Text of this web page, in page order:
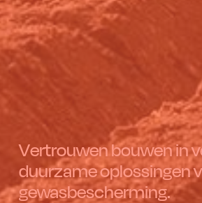
Vertrouwen bouwen in
duurzame oplossingen
gewasbescherming.